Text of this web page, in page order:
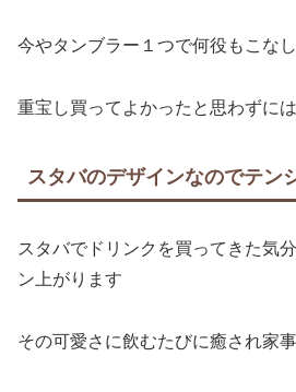
今やタンブラー１つで何役もこな
重宝し買ってよかったと思わずに
スタバのデザインなのでテン
スタバでドリンクを買ってきた気
ン上がります
その可愛さに飲むたびに癒され家